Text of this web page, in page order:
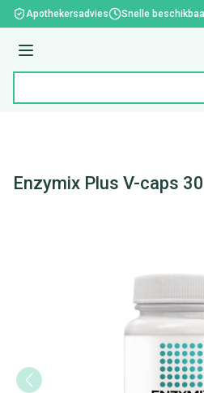
Ga naar de inhoud
Apothekersadvies Snelle
Menu
Enzymix Plus V-caps